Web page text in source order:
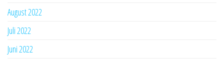
August 2022
Juli 2022
Juni 2022